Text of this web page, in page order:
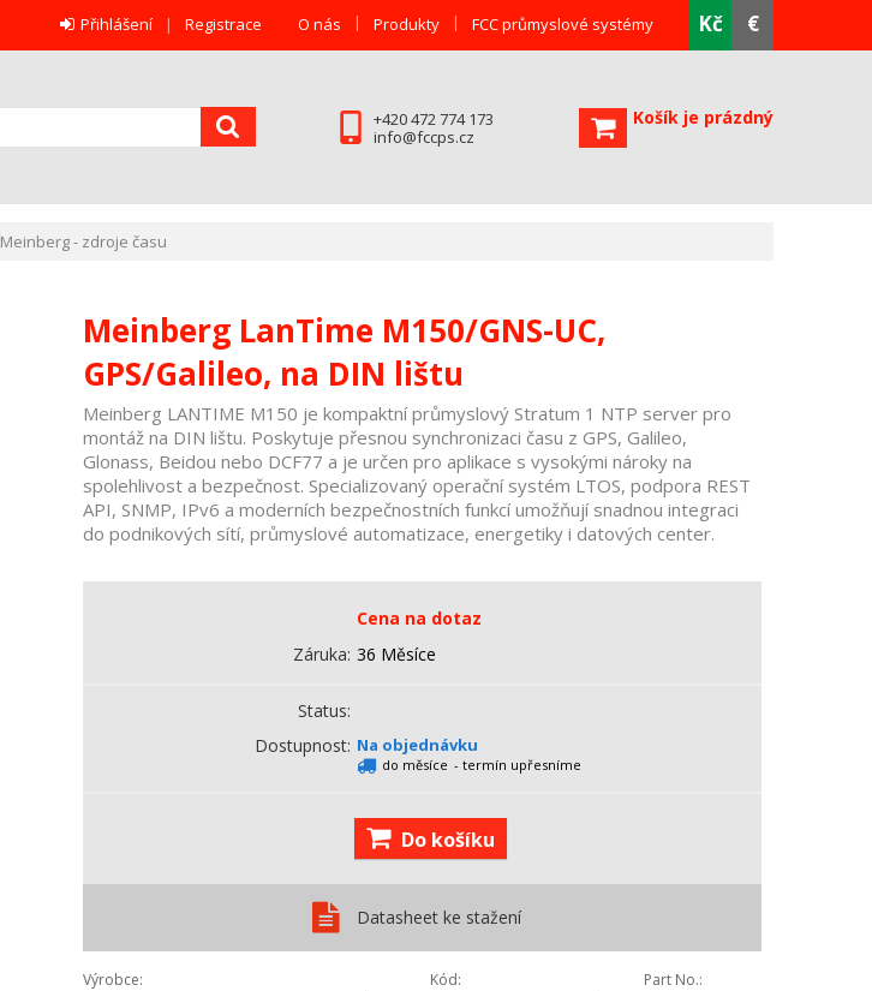
Kč €
O nás Produkty FCC průmyslové systémy
Přihlášení Registrace
Košík je prázdný
+420 472 774 173
info@fccps.cz
Meinberg - zdroje času
Meinberg LanTime M150/GNS-UC,
GPS/Galileo, na DIN lištu
Meinberg LANTIME M150 je kompaktní průmyslový Stratum 1 NTP server pro
montáž na DIN lištu. Poskytuje přesnou synchronizaci času z GPS, Galileo,
Glonass, Beidou nebo DCF77 a je určen pro aplikace s vysokými nároky na
spolehlivost a bezpečnost. Specializovaný operační systém LTOS, podpora REST
API, SNMP, IPv6 a moderních bezpečnostních funkcí umožňují snadnou integraci
do podnikových sítí, průmyslové automatizace, energetiky i datových center.
Cena na dotaz
Záruka 36 Měsíce
Status
Dostupnost Na objednávku
do měsíce - termín upřesníme
Do košíku
Datasheet ke stažení
Výrobce
Kód
Part No.